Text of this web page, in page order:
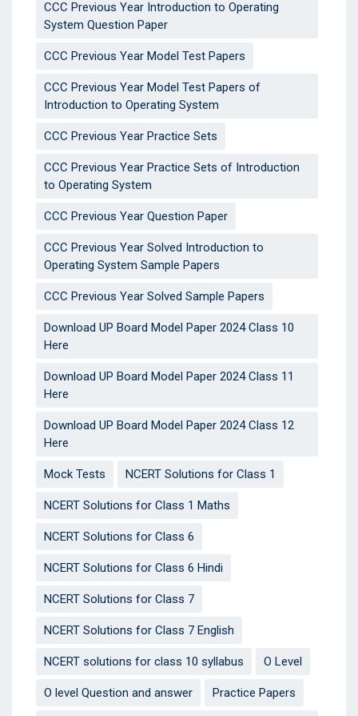
CCC Previous Year Introduction to Operating
System Question Paper
CCC Previous Year Model Test Papers
CCC Previous Year Model Test Papers of
Introduction to Operating System
CCC Previous Year Practice Sets
CCC Previous Year Practice Sets of Introduction
to Operating System
CCC Previous Year Question Paper
CCC Previous Year Solved Introduction to
Operating System Sample Papers
CCC Previous Year Solved Sample Papers
Download UP Board Model Paper 2024 Class 10
Here
Download UP Board Model Paper 2024 Class 11
Here
Download UP Board Model Paper 2024 Class 12
Here
Mock Tests NCERT Solutions for Class 1
NCERT Solutions for Class 1 Maths
NCERT Solutions for Class 6
NCERT Solutions for Class 6 Hindi
NCERT Solutions for Class 7
NCERT Solutions for Class 7 English
NCERT solutions for class 10 syllabus O Level
O level Question and answer Practice Papers